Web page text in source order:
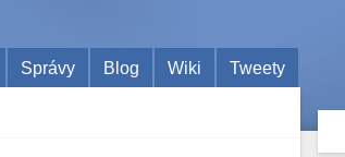
Správy Blog Wiki Tweety